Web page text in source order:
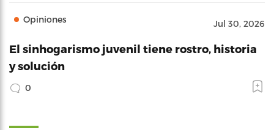
Opiniones Jul 30, 2026
El sinhogarismo juvenil tiene rostro, historia
y solución
0